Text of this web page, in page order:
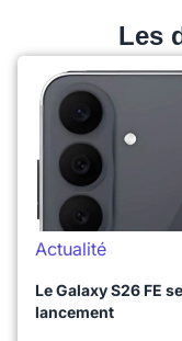
Les
Actualité
Le Galaxy S26 FE
lancement